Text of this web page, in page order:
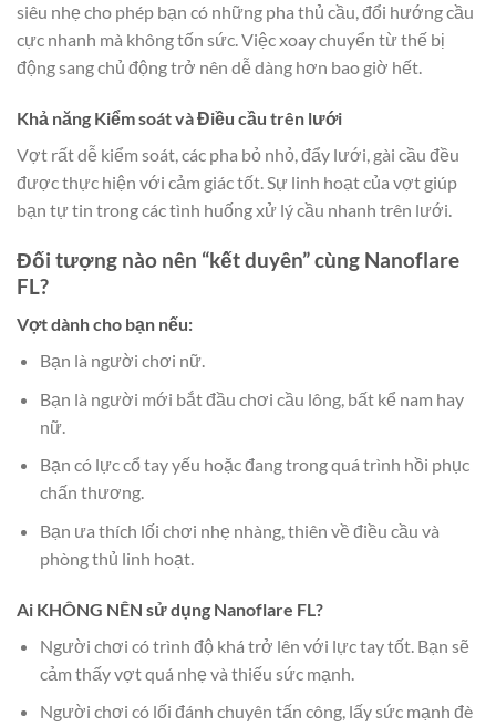
siêu nhẹ cho phép bạn có những pha thủ cầu, đổi hướng cầu
cực nhanh mà không tốn sức. Việc xoay chuyển từ thế bị
động sang chủ động trở nên dễ dàng hơn bao giờ hết.
Khả năng Kiểm soát và Điều cầu trên lưới
Vợt rất dễ kiểm soát, các pha bỏ nhỏ, đẩy lưới, gài cầu đều
được thực hiện với cảm giác tốt. Sự linh hoạt của vợt giúp
bạn tự tin trong các tình huống xử lý cầu nhanh trên lưới.
Đối tượng nào nên “kết duyên” cùng Nanoflare
FL?
Vợt dành cho bạn nếu:
Bạn là người chơi nữ.
Bạn là người mới bắt đầu chơi cầu lông, bất kể nam hay
nữ.
Bạn có lực cổ tay yếu hoặc đang trong quá trình hồi phục
chấn thương.
Bạn ưa thích lối chơi nhẹ nhàng, thiên về điều cầu và
phòng thủ linh hoạt.
Ai KHÔNG NÊN sử dụng Nanoflare FL?
Người chơi có trình độ khá trở lên với lực tay tốt. Bạn sẽ
cảm thấy vợt quá nhẹ và thiếu sức mạnh.
Người chơi có lối đánh chuyên tấn công, lấy sức mạnh đè